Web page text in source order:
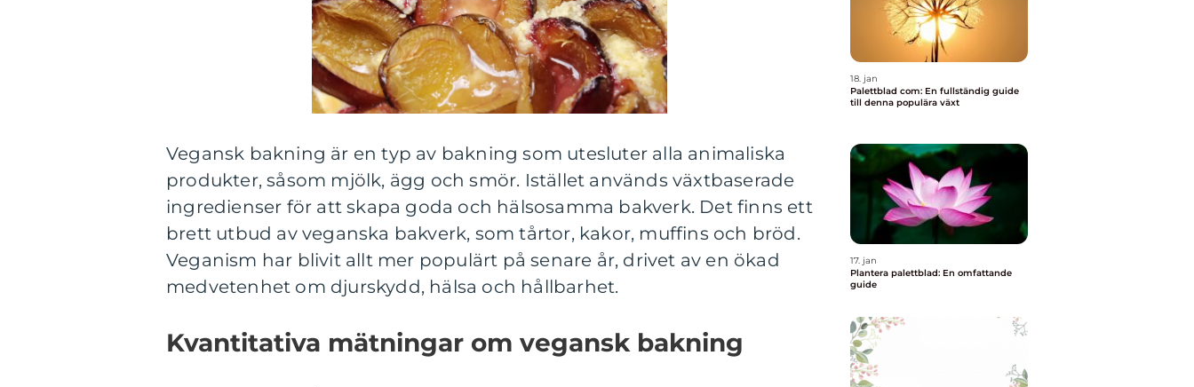
Vegansk bakning är en typ av bakning som utesluter alla animaliska
produkter, såsom mjölk, ägg och smör. Istället används växtbaserade
ingredienser för att skapa goda och hälsosamma bakverk. Det finns ett
brett utbud av veganska bakverk, som tårtor, kakor, muffins och bröd.
Veganism har blivit allt mer populärt på senare år, drivet av en ökad
medvetenhet om djurskydd, hälsa och hållbarhet.
Kvantitativa mätningar om vegansk bakning
18. jan
Palettblad com: En fullständig guide
till denna populära växt
17. jan
Plantera palettblad: En omfattande
guide